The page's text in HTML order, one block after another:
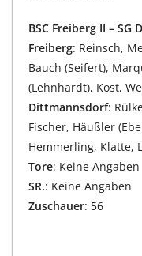
BSC Freiberg II –
Freiberg: Reinsch,
Bauch (Seifert),
(Lehnhardt), Kost,
Dittmannsdorf:
Fischer, Häußler
Hemmerling, Klatte,
Tore: Keine Angaben
SR.: Keine Angaben
Zuschauer: 56